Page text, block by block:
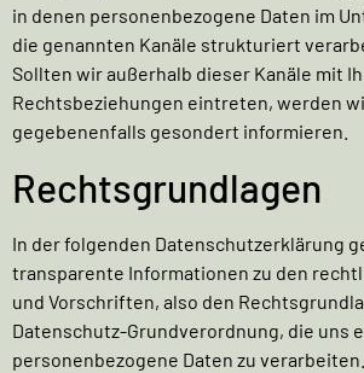
in denen personenbezogene Daten im
die genannten Kanäle strukturiert
Sollten wir außerhalb dieser Kanäle mit
Rechtsbeziehungen eintreten, werden
gegebenenfalls gesondert informieren.
Rechtsgrundlagen
In der folgenden Datenschutzerklärung
transparente Informationen zu den
und Vorschriften, also den
Datenschutz-Grundverordnung, die uns
personenbezogene Daten zu verarbeiten.